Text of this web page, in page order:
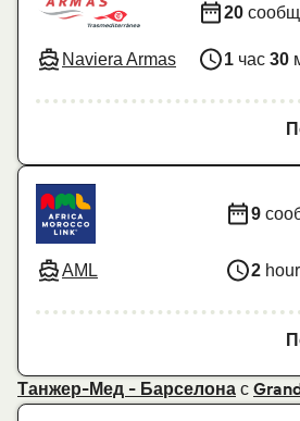
Naviera Armas
20
1 час 30
AML
9
2
Танжер-Мед - Барселона с